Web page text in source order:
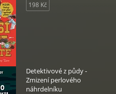
198 Kč
Detektivové z půdy -
Zmizení perlového
náhrdelníku